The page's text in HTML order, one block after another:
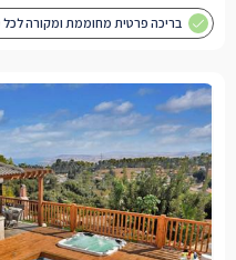
בריכה פרטית מחוממת ומקורה לכל